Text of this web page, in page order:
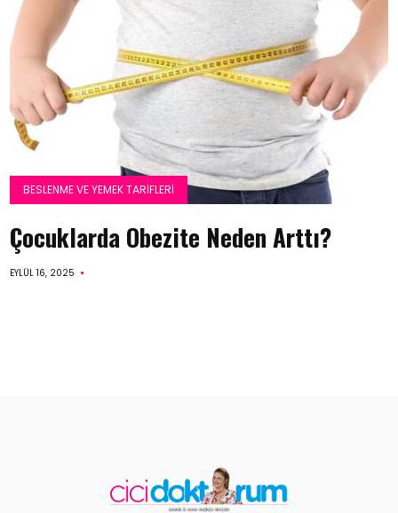
BESLENME VE YEMEK TARIFLERI
Çocuklarda Obezite Neden Arttı?
EYLÜL 16, 2025